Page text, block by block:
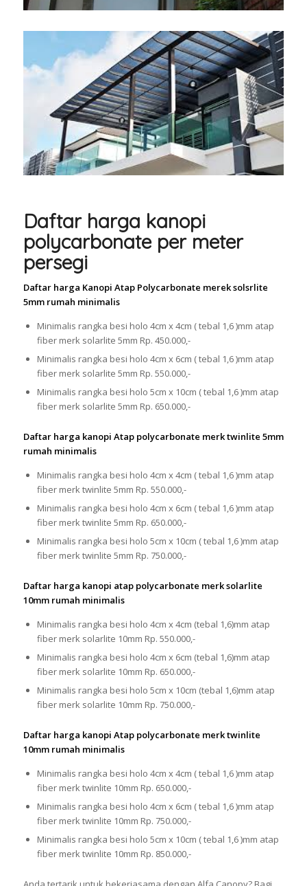
Daftar harga kanopi
polycarbonate per meter
persegi
Daftar harga Kanopi Atap Polycarbonate merek solsrlite
5mm rumah minimalis
Minimalis rangka besi holo 4cm x 4cm ( tebal 1,6 )mm atap
fiber merk solarlite 5mm Rp. 450.000,-
Minimalis rangka besi holo 4cm x 6cm ( tebal 1,6 )mm atap
fiber merk solarlite 5mm Rp. 550.000,-
Minimalis rangka besi holo 5cm x 10cm ( tebal 1,6 )mm atap
fiber merk solarlite 5mm Rp. 650.000,-
Daftar harga kanopi Atap polycarbonate merk twinlite 5mm
rumah minimalis
Minimalis rangka besi holo 4cm x 4cm ( tebal 1,6 )mm atap
fiber merk twinlite 5mm Rp. 550.000,-
Minimalis rangka besi holo 4cm x 6cm ( tebal 1,6 )mm atap
fiber merk twinlite 5mm Rp. 650.000,-
Minimalis rangka besi holo 5cm x 10cm ( tebal 1,6 )mm atap
fiber merk twinlite 5mm Rp. 750.000,-
Daftar harga kanopi atap polycarbonate merk solarlite
10mm rumah minimalis
Minimalis rangka besi holo 4cm x 4cm (tebal 1,6)mm atap
fiber merk solarlite 10mm Rp. 550.000,-
Minimalis rangka besi holo 4cm x 6cm (tebal 1,6)mm atap
fiber merk solarlite 10mm Rp. 650.000,-
Minimalis rangka besi holo 5cm x 10cm (tebal 1,6)mm atap
fiber merk solarlite 10mm Rp. 750.000,-
Daftar harga kanopi Atap polycarbonate merk twinlite
10mm rumah minimalis
Minimalis rangka besi holo 4cm x 4cm ( tebal 1,6 )mm atap
fiber merk twinlite 10mm Rp. 650.000,-
Minimalis rangka besi holo 4cm x 6cm ( tebal 1,6 )mm atap
fiber merk twinlite 10mm Rp. 750.000,-
Minimalis rangka besi holo 5cm x 10cm ( tebal 1,6 )mm atap
fiber merk twinlite 10mm Rp. 850.000,-